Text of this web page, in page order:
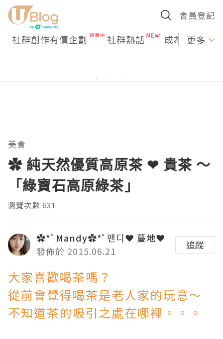
會員登記
社群創作有價企劃 社群熱話 成為U更多
美食
✿ 純天然優質高原茶 ❤ 貴茶 ～
「綠寶石高原綠茶」
瀏覽次數:631
✿*ﾟMandy✿*ﾟ맨디❤ 蔓地❤
發佈於 2015.06.21
追蹤
大家喜歡喝茶嗎？
從前會覺得喝茶是老人家的玩意～
不知道茶的吸引之處在哪裡。。。